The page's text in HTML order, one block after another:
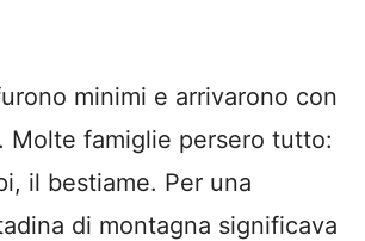
minimi e arrivarono con
Molte famiglie persero tutto:
il bestiame. Per una
di montagna significava